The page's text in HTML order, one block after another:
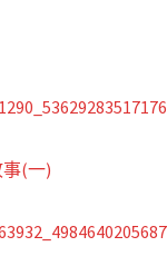
事(一)